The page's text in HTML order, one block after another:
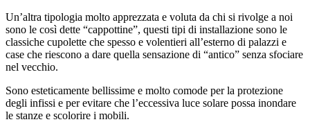
Un’altra tipologia molto apprezzata e voluta da chi si rivolge a noi
sono le così dette “cappottine”, questi tipi di installazione sono le
classiche cupolette che spesso e volentieri all’esterno di palazzi e
case che riescono a dare quella sensazione di “antico” senza sfociare
nel vecchio.
Sono esteticamente bellissime e molto comode per la protezione
degli infissi e per evitare che l’eccessiva luce solare possa inondare
le stanze e scolorire i mobili.